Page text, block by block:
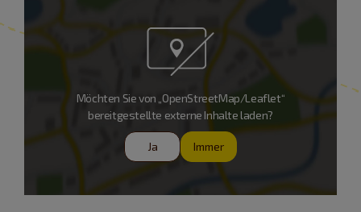
Möchten Sie von „OpenStreetMap/Leaflet“
bereitgestellte externe Inhalte laden?
Ja Immer